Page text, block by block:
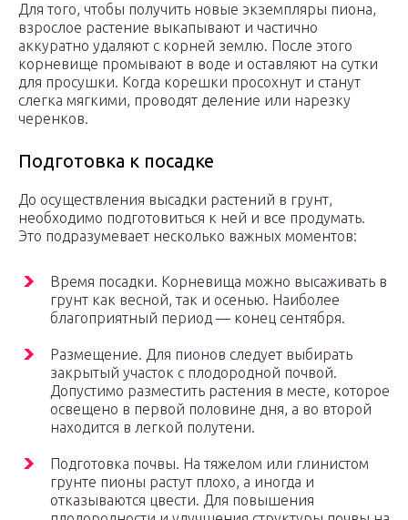
Для того, чтобы получить новые экземпляры пиона,
взрослое растение выкапывают и частично
аккуратно удаляют с корней землю. После этого
корневище промывают в воде и оставляют на сутки
для просушки. Когда корешки просохнут и станут
слегка мягкими, проводят деление или нарезку
черенков.
Подготовка к посадке
До осуществления высадки растений в грунт,
необходимо подготовиться к ней и все продумать.
Это подразумевает несколько важных моментов:
Время посадки. Корневища можно высаживать в
грунт как весной, так и осенью. Наиболее
благоприятный период — конец сентября.
Размещение. Для пионов следует выбирать
закрытый участок с плодородной почвой.
Допустимо разместить растения в месте, которое
освещено в первой половине дня, а во второй
находится в легкой полутени.
Подготовка почвы. На тяжелом или глинистом
грунте пионы растут плохо, а иногда и
отказываются цвести. Для повышения